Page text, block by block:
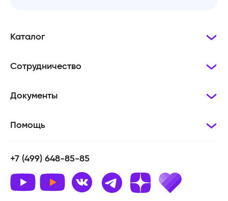
Каталог
Сотрудничество
Документы
Помощь
+7 (499) 648-85-85